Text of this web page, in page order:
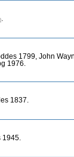
1799, John
1976.
1837.